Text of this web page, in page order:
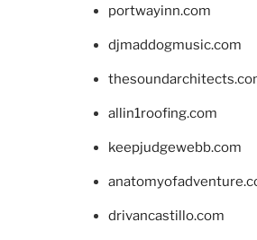
portwayinn.com
djmaddogmusic.com
allin1roofing.com
keepjudgewebb.com
drivancastillo.com